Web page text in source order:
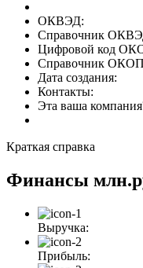
ОКВЭД:
Справочник
Цифровой код
Справочник
Дата создания:
Контакты:
Эта ваша
Краткая справка
Финансы
Выручка:
Прибыль: